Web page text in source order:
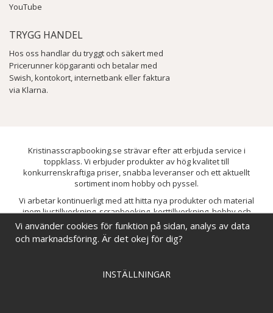
YouTube
TRYGG HANDEL
Hos oss handlar du tryggt och säkert med
Pricerunner köpgaranti och betalar med
Swish, kontokort, internetbank eller faktura
via Klarna.
Kristinasscrapbooking.se strävar efter att erbjuda service i
toppklass. Vi erbjuder produkter av hög kvalitet till
konkurrenskraftiga priser, snabba leveranser och ett aktuellt
sortiment inom hobby och pyssel.
Vi arbetar kontinuerligt med att hitta nya produkter och material
inom ljustillverkning, scrapbooking, korttillverkning, hobby och
pyssel. Målet är att bredda sortimentet och löpande förbättra och
utveckla vårt utbud, så att du alltid kan hitta det du behöver hos oss.
Vi använder cookies för funktion på sidan, analys av data
och marknadsföring. Är det okej för dig?
INSTÄLLNINGAR